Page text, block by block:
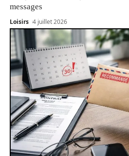
messages
Loisirs 4 juillet 2026